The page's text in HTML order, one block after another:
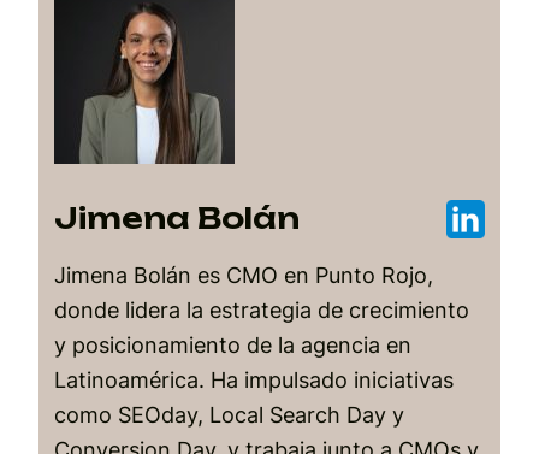
Jimena Bolán
Jimena Bolán es CMO en Punto Rojo,
donde lidera la estrategia de crecimiento
y posicionamiento de la agencia en
Latinoamérica. Ha impulsado iniciativas
como SEOday, Local Search Day y